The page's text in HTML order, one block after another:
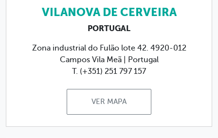
VILANOVA DE CERVEIRA
PORTUGAL
Zona industrial do Fulão lote 42. 4920-012
Campos Vila Meã | Portugal
T. (+351) 251 797 157
VER MAPA